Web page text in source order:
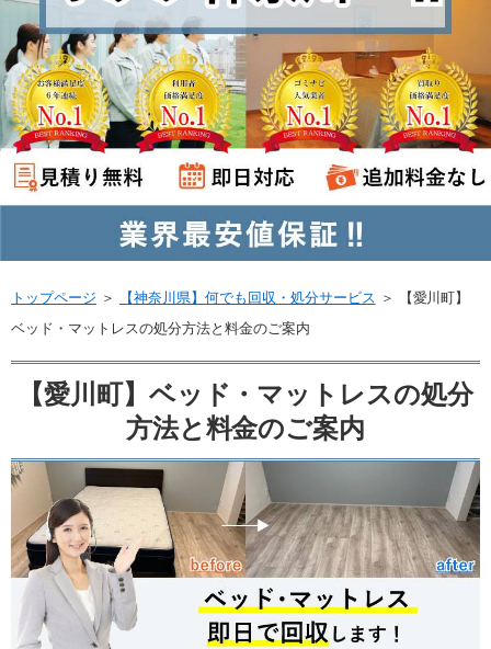
トップページ ＞ 【神奈川県】何でも回収・処分サービス ＞
【愛川町】
ベッド・マットレスの処分方法と料金のご案内
【愛川町】ベッド・マットレスの処分
方法と料金のご案内